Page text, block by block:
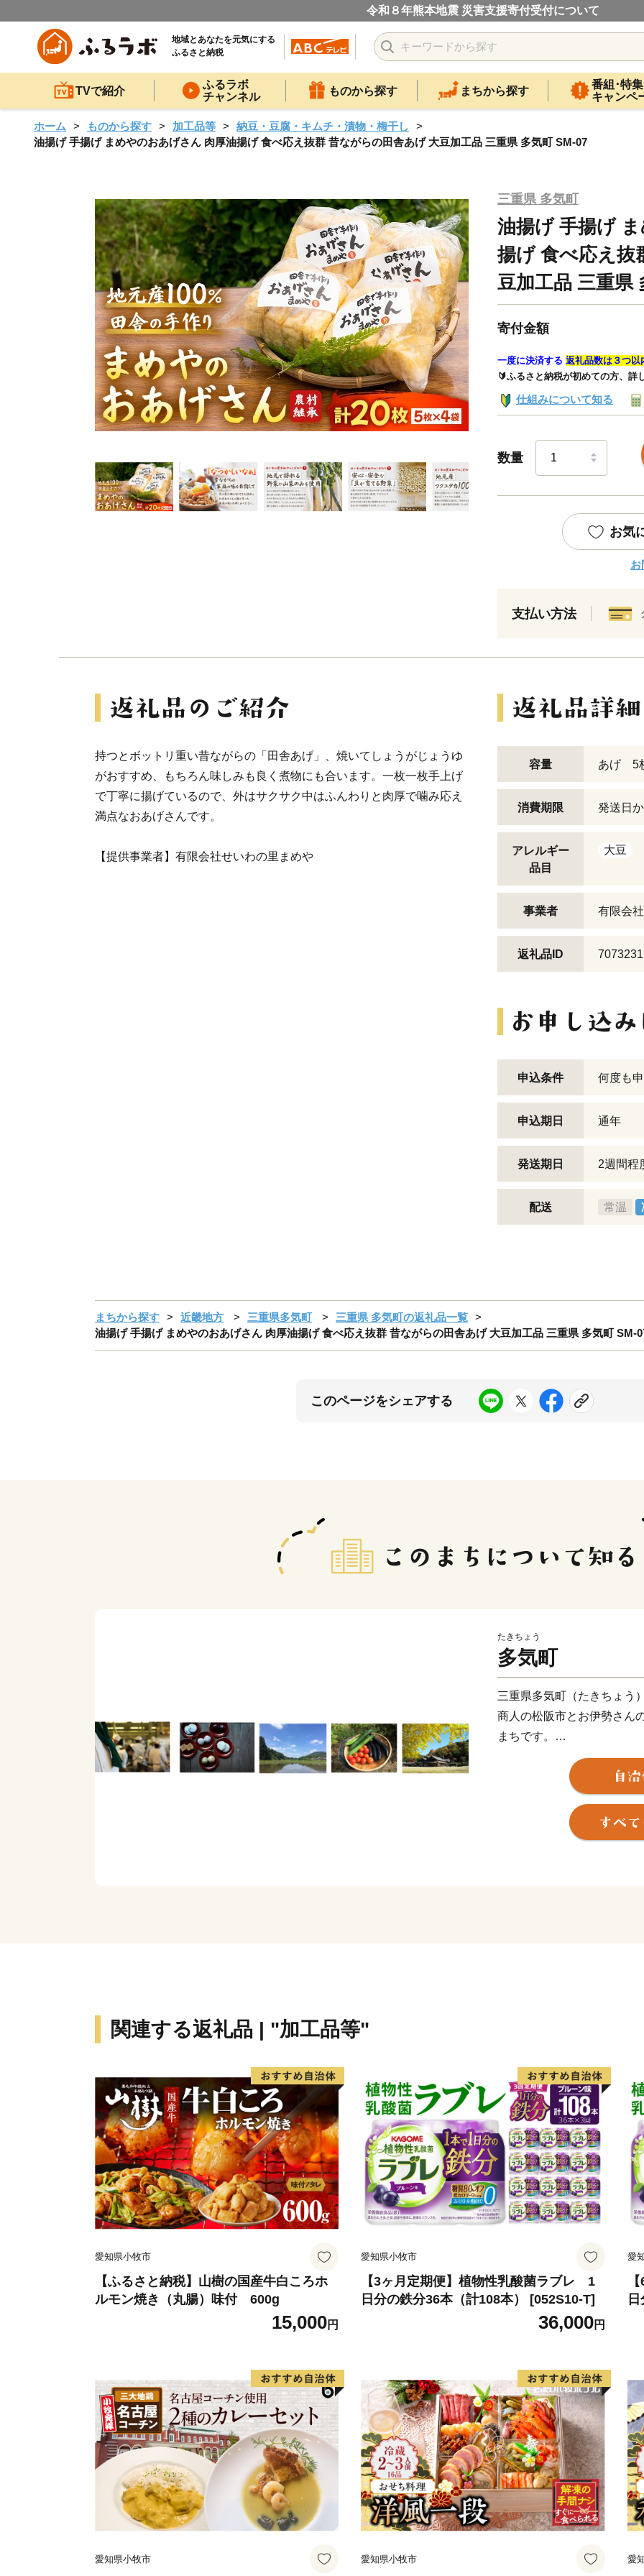
令和８年熊本地震 災害支援寄付受付について
地域とあなたを元気にする
ふるさと納税
TVで紹介
ふるラボ
チャンネル
ものから探す まちから探す
番組･特集
キャンペ
ホーム ものから探す 加工品等
納豆・豆腐・キムチ・漬物・梅干し
油揚げ 手揚げ まめやのおあげさん 肉厚油揚げ 食べ応え抜群 昔ながらの田舎あげ 大豆加工品 三重県 多気町 SM-07
三重県 多気町
油揚げ 手揚げ
揚げ 食べ応え抜
豆加工品 三重県
寄付金額
一度に決済する 返礼品数は３つ以
🔰ふるさと納税が初めての方、詳
仕組みについて知る
数量
お気
お
支払い方法
持つとボットリ重い昔ながらの「田舎あげ」、焼いてしょうがじょうゆ
がおすすめ、もちろん味しみも良く煮物にも合います。一枚一枚手上げ
で丁寧に揚げているので、外はサクサク中はふんわりと肉厚で噛み応え
満点なおあげさんです。
【提供事業者】有限会社せいわの里まめや
容量 あげ 5
消費期限 発送日
アレルギー
品目
大豆
事業者 有限会
返礼品ID 7073231
申込条件 何度も
申込期日 通年
発送期日 2週間程
配送 常温
まちから探す 近畿地方 三重県多気町
三重県 多気町の返礼品一覧
油揚げ 手揚げ まめやのおあげさん 肉厚油揚げ 食べ応え抜群 昔ながらの田舎あげ 大豆加工品 三重県 多気町 SM-
このページをシェアする
たきちょう
多気町
三重県多気町（たきちょう
商人の松阪市とお伊勢さん
まちです。
気が多いまちと書きます
あることから、多くの命
から、たくさんの食べ物が
世界のブランド松阪牛の
さらに日本三大茶のひと
トラン、その名も「高校生
は多くのお客様で賑わって
私たちは、地域の産品を大
農山村の原風景と営みを大
きたいと考えています。
気持ちあふれる、気が多い
い。
関連する返礼品 | "加工品等"
愛知県小牧市
【ふるさと納税】山樹の国産牛白ころホ
ルモン焼き（丸腸）味付 600g
15,000円
愛知県小牧市
【3ヶ月定期便】植物性乳酸菌ラブレ 1
日分の鉄分36本（計108本） [052S10-T]
36,000円
愛
愛知県小牧市 愛知県小牧市 愛